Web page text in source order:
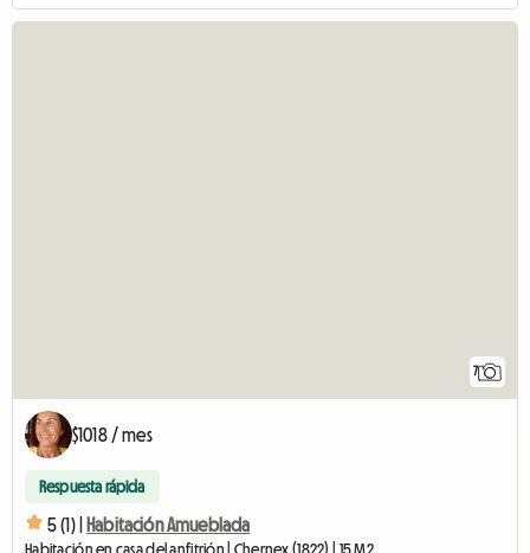
7
$1018 / mes
Respuesta rápida
5 (1) | Habitación Amueblada